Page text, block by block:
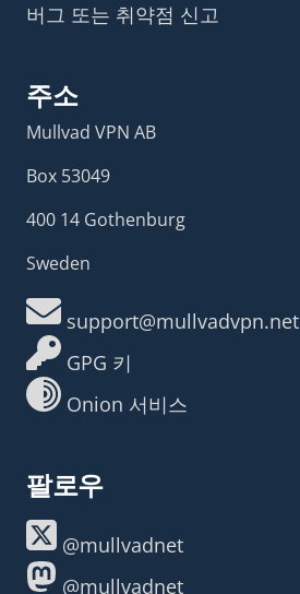
버그 또는 취약점 신고
주소
Mullvad VPN AB
Box 53049
400 14 Gothenburg
Sweden
support@mullvadvpn.net
GPG 키
Onion 서비스
팔로우
@mullvadnet
@mullvadnet